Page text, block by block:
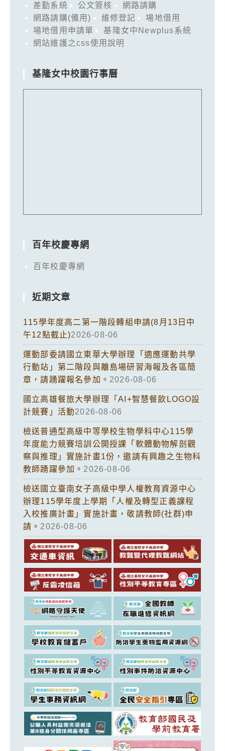
差勤系統 公文簽核
網路請購
網路請購(備用)
維修登記
場地借用
場地借用申請單
基隆女中Newplus系統
網站維護之css使用說明
基隆女中校園行事曆
百年校慶專網
百年校慶專網
近期文章
115學年度高二第一階段轉組申請(8月13日中
午12點截止)2026-08-06
運動部委請國立東華大學辦理「適應運動共學
行動站」第二階段與離島場研習海報及各區簡
章，請踴躍報名參加。 2026-08-06
國立高雄餐旅大學辦理「AI+智慧餐飲LOGO設
計競賽」活動2026-08-06
檢送普通型高級中等學校生物學科中心115學
年度能力競賽培訓公開授課「軟體動物解剖觀
察與推理」實施計畫1份，邀請有興趣之生物科
教師踴躍參加。 2026-08-06
檢送國立臺南女子高級中學人權教育資源中心
辦理115學年度上學期「人權及轉型正義課程
入校推廣計畫」實施計畫，敬請教師(社群)申
請。 2026-08-06